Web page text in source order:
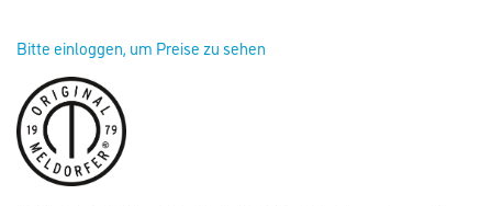
Bitte einloggen, um Preise zu sehen